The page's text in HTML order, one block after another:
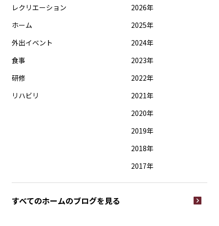
レクリエーション
ホーム
外出イベント
食事
研修
リハビリ
2026年
2025年
2024年
2023年
2022年
2021年
2020年
2019年
2018年
2017年
すべてのホームのブログを見る